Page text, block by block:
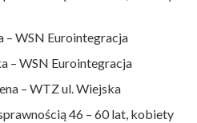
WSN Eurointegracja
– WSN Eurointegracja
– WTZ ul. Wiejska
46 – 60 lat, kobiety